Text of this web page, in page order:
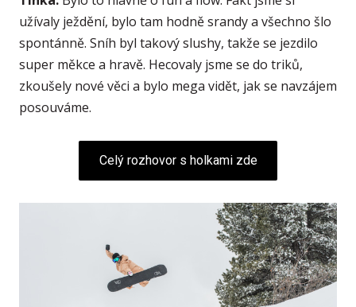
užívaly ježdění, bylo tam hodně srandy a všechno šlo
spontánně. Sníh byl takový slushy, takže se jezdilo
super měkce a hravě. Hecovaly jsme se do triků,
zkoušely nové věci a bylo mega vidět, jak se navzájem
posouváme.
Celý rozhovor s holkami zde